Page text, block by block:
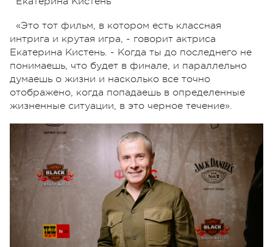
«Это тот фильм, в котором есть классная
интрига и крутая игра, - говорит актриса
Екатерина Кистень. - Когда ты до последнего не
понимаешь, что будет в финале, и параллельно
думаешь о жизни и насколько все точно
отображено, когда попадаешь в определенные
жизненные ситуации, в это черное течение».